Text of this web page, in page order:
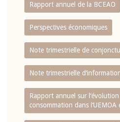
Rapport annuel de la BCEAO
Perspectives économiques
Note trimestrielle de
Note trimestrielle
Rapport annuel sur
consommation dans